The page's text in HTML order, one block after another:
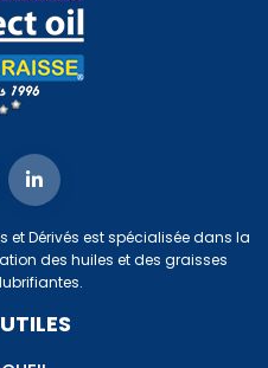
et Dérivés est spécialisée dans la
des huiles et des graisses